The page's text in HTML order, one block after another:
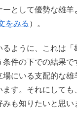
ーとして優勢な雄羊
をみる ）。
ように、これは「
条件の下での結果
場にいる支配的な雄
ます。それにしても
も知りたいと思い